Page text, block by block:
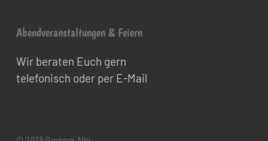
Abendveranstaltungen & Feiern
Wir beraten Euch gern
telefonisch oder per E-Mail